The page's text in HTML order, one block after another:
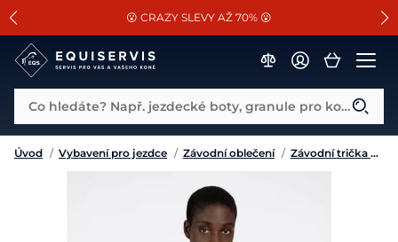
SLEVA 13% na vše od Cassini!
😮 CRAZY SLEVY AŽ 70% 😮
📐Pasování a doplňky k vybraným sedlům ZDARMA 🐴
Co hledáte? Např. jezdecké boty, granule pro koně...
Úvod / Vybavení pro jezdce / Závodní oblečení / Závodní trička a košile